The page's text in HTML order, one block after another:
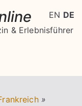
& Erlebnisführer
»
EN DE